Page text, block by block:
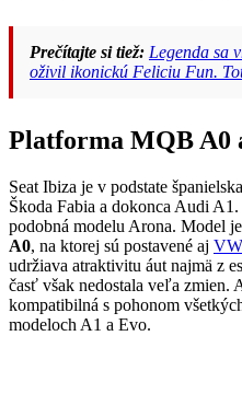
Prečítajte si tiež: Legenda sa
oživil ikonickú Feliciu Fun.
Platforma MQB A0
Seat Ibiza je v podstate
Škoda Fabia a dokonca Audi
podobná modelu Arona. Model
A0, na ktorej sú postavené aj
udržiava atraktivitu áut najmä z
časť však nedostala veľa zmien.
kompatibilná s pohonom
modeloch A1 a Evo.